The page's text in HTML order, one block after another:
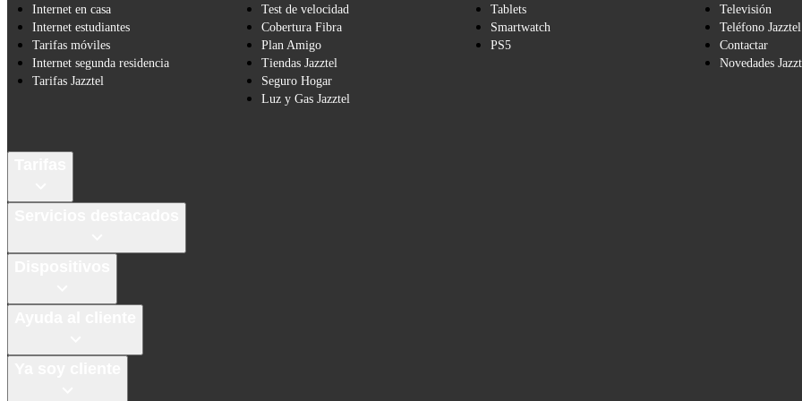
Internet en casa
Internet estudiantes
Tarifas móviles
Internet segunda residencia
Tarifas Jazztel
Test de velocidad
Cobertura Fibra
Plan Amigo
Tiendas Jazztel
Seguro Hogar
Luz y Gas Jazztel
Tablets
Smartwatch
PS5
Televisión
Teléfono Jazztel
Contactar
Novedades